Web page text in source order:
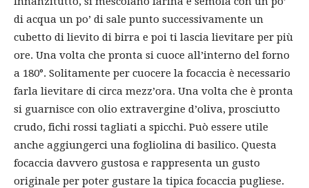
di acqua un po’ di sale punto successivamente un
cubetto di lievito di birra e poi ti lascia lievitare per più
ore. Una volta che pronta si cuoce all’interno del forno
a 180°. Solitamente per cuocere la focaccia è necessario
farla lievitare di circa mezz’ora. Una volta che è pronta
si guarnisce con olio extravergine d’oliva, prosciutto
crudo, fichi rossi tagliati a spicchi. Può essere utile
anche aggiungerci una fogliolina di basilico. Questa
focaccia davvero gustosa e rappresenta un gusto
originale per poter gustare la tipica focaccia pugliese.